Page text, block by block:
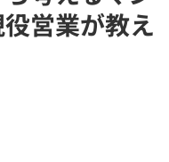
営業が教え